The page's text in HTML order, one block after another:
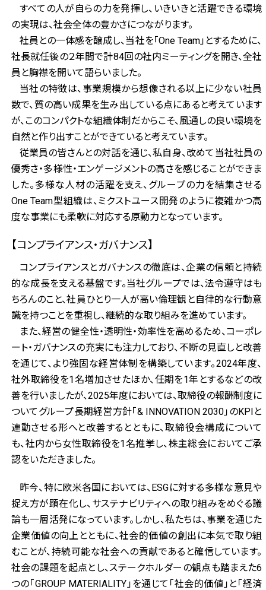
すべての人が自らの力を発揮し、いきいきと活躍できる環境
の実現は、社会全体の豊かさにつながります。
社員との一体感を醸成し、当社を「One Team」とするために、
社長就任後の２年間で計84回の社内ミーティングを開き、全社
員と胸襟を開いて語らいました。
当社の特徴は、事業規模から想像される以上に少ない社員
数で、質の高い成果を生み出している点にあると考えています
が、このコンパクトな組織体制だからこそ、風通しの良い環境を
自然と作り出すことができていると考えています。
従業員の皆さんとの対話を通じ、私自身、改めて当社社員の
優秀さ・多様性・エンゲージメントの高さを感じることができま
した。多様な人材の活躍を支え、グループの力を結集させる
One Team型組織は、ミクストユース開発のように複雑かつ高
度な事業にも柔軟に対応する原動力となっています。
【コンプライアンス・ガバナンス】
コンプライアンスとガバナンスの徹底は、企業の信頼と持続
的な成長を支える基盤です。当社グループでは、法令遵守はも
ちろんのこと、社員ひとり一人が高い倫理観と自律的な行動意
識を持つことを重視し、継続的な取り組みを進めています。
また、経営の健全性・透明性・効率性を高めるため、コーポレ
ート・ガバナンスの充実にも注力しており、不断の見直しと改善
を通じて、より強固な経営体制を構築しています。2024年度、
社外取締役を1名増加させたほか、任期を1年とするなどの改
善を行いましたが、2025年度においては、取締役の報酬制度に
ついてグループ長期経営方針「& INNOVATION 2030」のKPIと
連動させる形へと改善するとともに、取締役会構成について
も、社内から女性取締役を1名推挙し、株主総会においてご承
認をいただきました。
昨今、特に欧米各国においては、ESGに対する多様な意見や
捉え方が顕在化し、サステナビリティへの取り組みをめぐる議
論も一層活発になっています。しかし、私たちは、事業を通じた
企業価値の向上とともに、社会的価値の創出に本気で取り組
むことが、持続可能な社会への貢献であると確信しています。
社会の課題を起点とし、ステークホルダーの観点も踏まえた6
つの「GROUP MATERIALITY」を通じて「社会的価値」と「経済